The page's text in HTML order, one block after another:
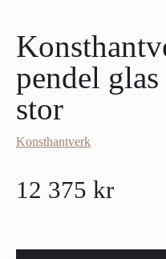
pendel
stor
Konsthantverk
12 375 kr